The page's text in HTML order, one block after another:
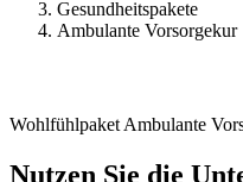
Gesundheitspakete
Ambulante Vorsorgekur
Wohlfühlpaket Ambulante
Nutzen Sie die